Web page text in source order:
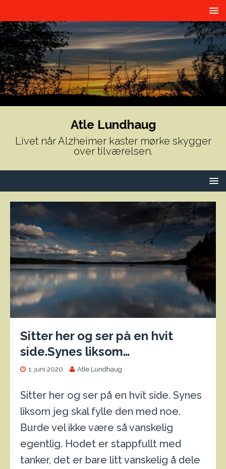
Atle Lundhaug
Livet når Alzheimer kaster mørke skygger
over tilværelsen.
Sitter her og ser på en hvit
side.Synes liksom…
1. juni 2020 Atle Lundhaug
Sitter her og ser på en hvit side. Synes
liksom jeg skal fylle den med noe.
Burde vel ikke være så vanskelig
egentlig. Hodet er stappfullt med
tanker, det er bare litt vanskelig å dele